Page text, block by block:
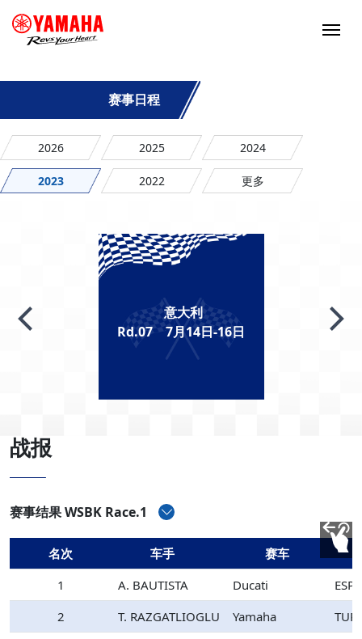
赛事日程
2026 2025 2024
2023 2022 更多
意大利
Rd.07 7月14日-16日
战报
赛事结果 WSBK Race.1
名次 车手
赛车
1
A. BAUTISTA Ducati
ESP
2
T. RAZGATLIOGLU Yamaha
TUR